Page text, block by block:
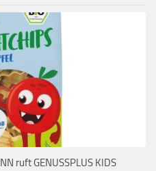
ruft GENUSSPLUS KIDS